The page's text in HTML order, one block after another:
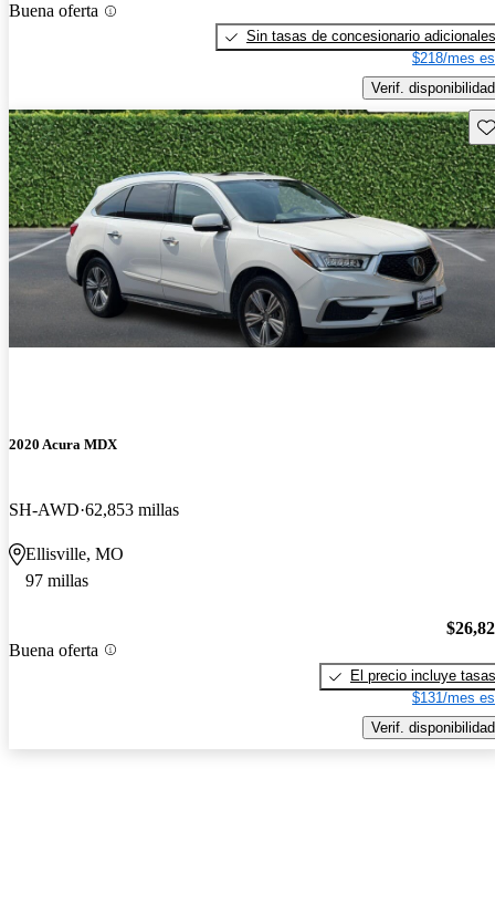
Buena oferta
Sin tasas de concesionario adicionales
$218/mes
Verif. disponibilidad
2020 Acura MDX
SH-AWD 62,853 millas
Ellisville, MO
97 millas
Buena oferta
El precio incluye tasas
$131/mes
Verif. disponibilidad